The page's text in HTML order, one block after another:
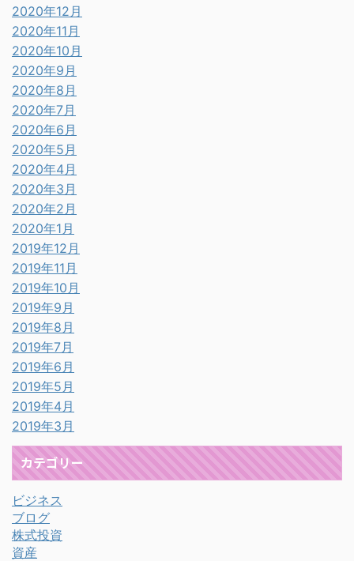
2020年12月
2020年11月
2020年10月
2020年9月
2020年8月
2020年7月
2020年6月
2020年5月
2020年4月
2020年3月
2020年2月
2020年1月
2019年12月
2019年11月
2019年10月
2019年9月
2019年8月
2019年7月
2019年6月
2019年5月
2019年4月
2019年3月
カテゴリー
ビジネス
ブログ
株式投資
資産